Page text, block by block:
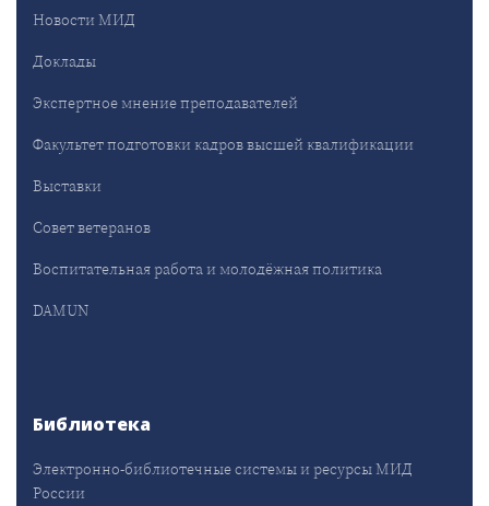
Новости МИД
Доклады
Экспертное мнение преподавателей
Факультет подготовки кадров высшей квалификации
Выставки
Совет ветеранов
Воспитательная работа и молодёжная политика
DAMUN
Библиотека
Электронно-библиотечные системы и ресурсы МИД
России